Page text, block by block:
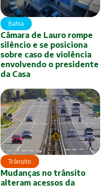
Bahia
Câmara de Lauro rompe
silêncio e se posiciona
sobre caso de violência
envolvendo o presidente
da Casa
Trânsito
Mudanças no trânsito
alteram acessos da